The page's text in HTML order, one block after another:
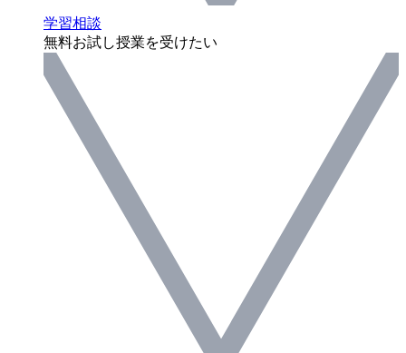
学習相談
無料お試し授業を受けたい